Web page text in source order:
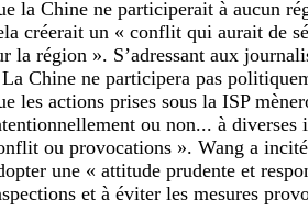
la Chine ne participerait à aucun
créerait un « conflit qui aurait de
la région ». S’adressant aux
Chine ne participera pas
les actions prises sous la ISP
ou non... à diverses
ou provocations ». Wang a
une « attitude prudente et
et à éviter les mesures